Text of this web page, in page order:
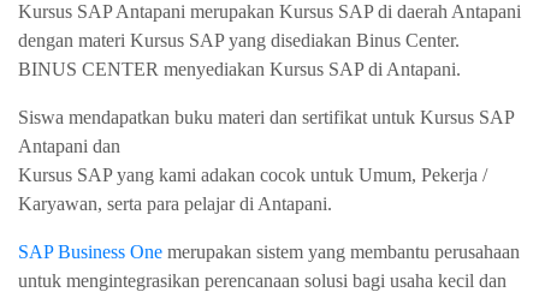
Kursus SAP Antapani merupakan Kursus SAP di daerah Antapani
dengan materi Kursus SAP yang disediakan Binus Center.
BINUS CENTER menyediakan Kursus SAP di Antapani.
Siswa mendapatkan buku materi dan sertifikat untuk Kursus SAP
Antapani dan
Kursus SAP yang kami adakan cocok untuk Umum, Pekerja /
Karyawan, serta para pelajar di Antapani.
SAP Business One merupakan sistem yang membantu perusahaan
untuk mengintegrasikan perencanaan solusi bagi usaha kecil dan